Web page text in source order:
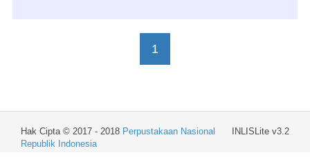
1
INLISLite v3.2
Hak Cipta © 2017 - 2018 Perpustakaan Nasional
Republik Indonesia